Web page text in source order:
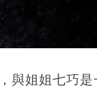
與姐姐七巧